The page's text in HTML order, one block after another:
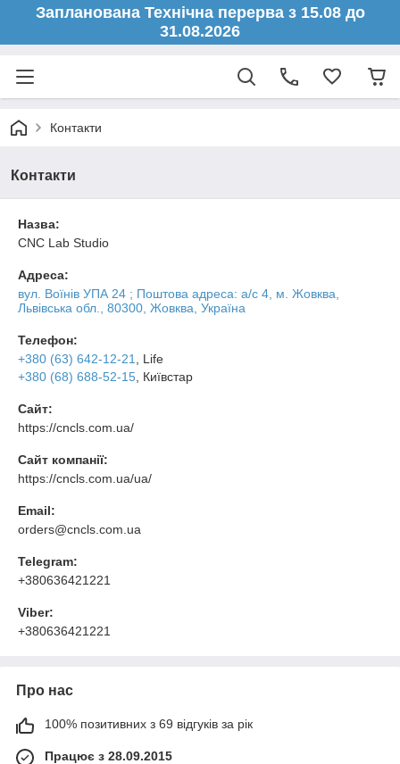
Запланована Технічна перерва з 15.08 до
31.08.2026
Контакти
Контакти
Назва:
CNC Lab Studio
Адреса:
вул. Воїнів УПА 24 ; Поштова адреса: а/с 4, м. Жовква,
Львівська обл., 80300, Жовква, Україна
Телефон:
+380 (63) 642-12-21
, Life
+380 (68) 688-52-15 , Київстар
Сайт:
https://cncls.com.ua/
Сайт компанії:
https://cncls.com.ua/ua/
Email:
orders@cncls.com.ua
Telegram:
+380636421221
Viber:
+380636421221
Про нас
100% позитивних з 69 відгуків за рік
Працює з 28.09.2015